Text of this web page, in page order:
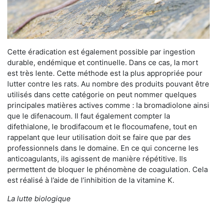
Cette éradication est également possible par ingestion
durable, endémique et continuelle. Dans ce cas, la mort
est très lente. Cette méthode est la plus appropriée pour
lutter contre les rats. Au nombre des produits pouvant être
utilisés dans cette catégorie on peut nommer quelques
principales matières actives comme : la bromadiolone ainsi
que le difenacoum. Il faut également compter la
difethialone, le brodifacoum et le flocoumafene, tout en
rappelant que leur utilisation doit se faire que par des
professionnels dans le domaine. En ce qui concerne les
anticoagulants, ils agissent de manière répétitive. Ils
permettent de bloquer le phénomène de coagulation. Cela
est réalisé à l’aide de l’inhibition de la vitamine K.
La lutte biologique